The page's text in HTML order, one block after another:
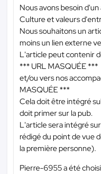
Nous avons besoin
Culture et valeurs
Nous souhaitons un
moins un lien externe
L'article peut contenir
*** URL MASQUÉE ***
et/ou vers nos
MASQUÉE ***
Cela doit être intégré
doit primer sur la pub.
L'article sera intégré
rédigé du point de vue
la première personne).
Pierre-6955 a été